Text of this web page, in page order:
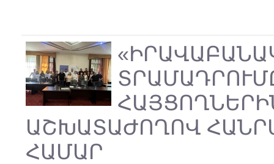
ԱՇԽԱՏԱԺՈՂՈՎ
ՀԱՄԱՐ